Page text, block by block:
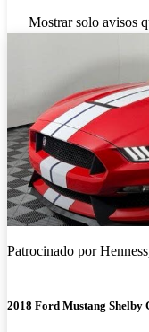
Mostrar solo avisos
Patrocinado por
2018 Ford Mustang Shelby